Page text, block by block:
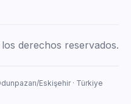
derechos reservados.
Eskişehir · Türkiye